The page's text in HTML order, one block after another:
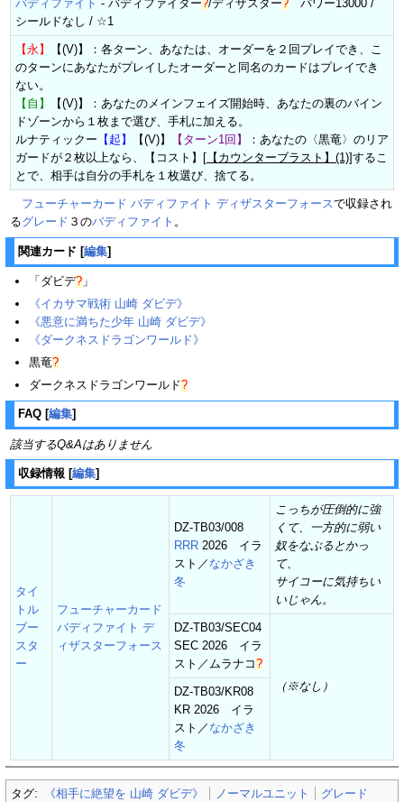
バディファイト - バディファイター?/ディザスター? パワー13000 /
シールドなし / ☆1
【永】
【(V)】：各ターン、あなたは、オーダーを２回プレイでき、こ
のターンにあなたがプレイしたオーダーと同名のカードはプレイでき
ない。
【自】
【(V)】：あなたのメインフェイズ開始時、あなたの裏のバイン
ドゾーンから１枚まで選び、手札に加える。
ルナティックー 【起】 【(V)】 【ターン1回】
：あなたの〈黒竜〉のリア
ガードが２枚以上なら、【コスト】[ 【カウンターブラスト】(1)]するこ
とで、相手は自分の手札を１枚選び、捨てる。
フューチャーカード バディファイト ディザスターフォースで収録され
るグレード ３のバディファイト 。
関連カード [編集]
「 ダビデ? 」
《イカサマ戦術 山崎 ダビデ》
《悪意に満ちた少年 山崎 ダビデ》
《ダークネスドラゴンワールド》
黒竜?
ダークネスドラゴンワールド?
FAQ [編集]
該当するQ&Aはありません
収録情報 [編集]
タイ
トル
ブー
スタ
ー
フューチャーカード
バディファイト デ
ィザスターフォース
DZ-TB03/008
RRR 2026 イラ
スト／ なかざき
冬
こっちが圧倒的に強
くて、一方的に弱い
奴をなぶるとかっ
て、
サイコーに気持ちい
いじゃん。
DZ-TB03/SEC04
SEC 2026 イラ
スト／ ムラナコ?
（※なし）
DZ-TB03/KR08
KR 2026 イラ
スト／ なかざき
冬
タグ: 《相手に絶望を 山崎 ダビデ》 ノーマルユニット
グレード